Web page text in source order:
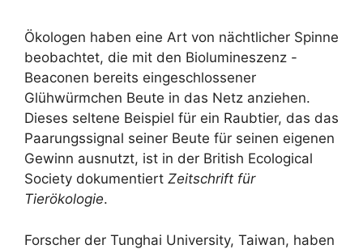
Ökologen haben eine Art von nächtlicher Spinne
beobachtet, die mit den Biolumineszenz -
Beaconen bereits eingeschlossener
Glühwürmchen Beute in das Netz anziehen.
Dieses seltene Beispiel für ein Raubtier, das das
Paarungssignal seiner Beute für seinen eigenen
Gewinn ausnutzt, ist in der British Ecological
Society dokumentiert Zeitschrift für
Tierökologie.
Forscher der Tunghai University, Taiwan, haben